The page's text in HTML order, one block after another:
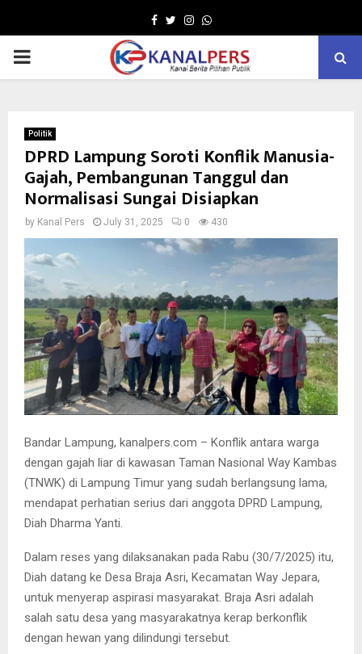
Facebook
TwitterInstagram
Whatsapp
PRIMARY
Politik
DPRD Lampung Soroti Konflik Manusia-
Gajah, Pembangunan Tanggul dan
Normalisasi Sungai Disiapkan
by Kanal Pers July 31, 2025 0 430
Bandar Lampung, kanalpers.com – Konflik antara warga
dengan gajah liar di kawasan Taman Nasional Way Kambas
(TNWK) di Lampung Timur yang sudah berlangsung lama,
mendapat perhatian serius dari anggota DPRD Lampung,
Diah Dharma Yanti.
Dalam reses yang dilaksanakan pada Rabu (30/7/2025) itu,
Diah datang ke Desa Braja Asri, Kecamatan Way Jepara,
untuk menyerap aspirasi masyarakat. Braja Asri adalah
salah satu desa yang masyarakatnya kerap berkonflik
dengan hewan yang dilindungi tersebut.